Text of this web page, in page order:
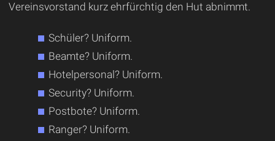
Vereinsvorstand kurz ehrfürchtig den Hut abnimmt.
Schüler? Uniform.
Beamte? Uniform.
Hotelpersonal? Uniform.
Security? Uniform.
Postbote? Uniform.
Ranger? Uniform.